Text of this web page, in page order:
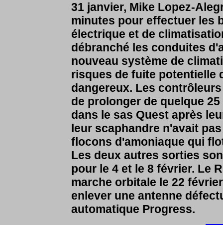
31 janvier, Mike Lopez-
minutes pour effectuer les
électrique et de
débranché les conduites
nouveau système de
risques de fuite potentielle
dangereux. Les
de prolonger de quelque
dans le sas Quest après
leur scaphandre n'avait
flocons d'amoniaque qui
Les deux autres sorties
pour le 4 et le 8 février. Le
marche orbitale le 22
enlever une antenne
automatique Progress.